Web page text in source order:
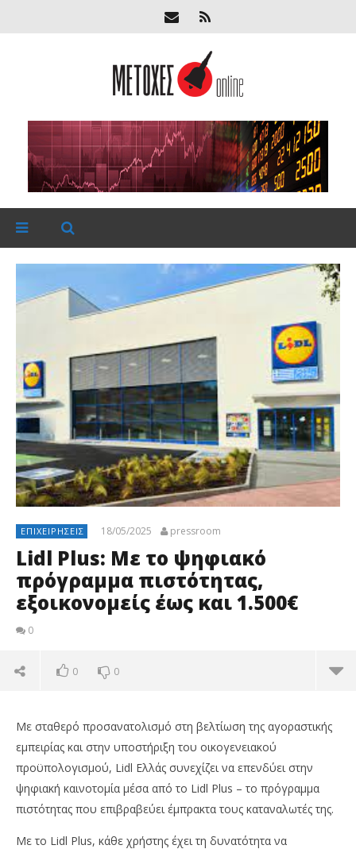
ΕΠΙΧΕΙΡΉΣΕΙΣ 18/05/2025 pressroom
Lidl Plus: Με το ψηφιακό
πρόγραμμα πιστότητας,
εξοικονομείς έως και 1.500€
0
0 0
Με σταθερό προσανατολισμό στη βελτίωση της αγοραστικής
εμπειρίας και στην υποστήριξη του οικογενειακού
προϋπολογισμού, Lidl Ελλάς συνεχίζει να επενδύει στην
ψηφιακή καινοτομία μέσα από το Lidl Plus – το πρόγραμμα
πιστότητας που επιβραβεύει έμπρακτα τους καταναλωτές της.
Με το Lidl Plus, κάθε χρήστης έχει τη δυνατότητα να